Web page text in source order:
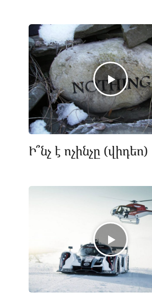
Ի՞նչ է ոչինչը (վիդեո)